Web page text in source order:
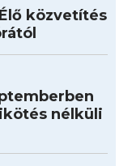
közvetítés
nélküli